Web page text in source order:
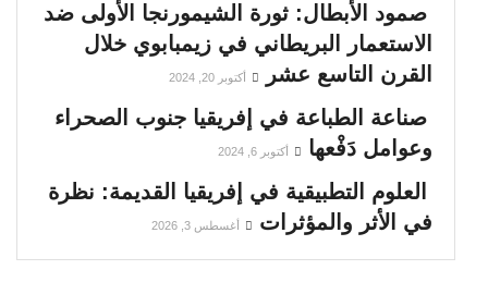
صمود الأبطال: ثورة الشيمورنجا الأولى ضد
الاستعمار البريطاني في زيمبابوي خلال
القرن التاسع عشر
أكتوبر 20, 2024
صناعة الطباعة في إفريقيا جنوب الصحراء
وعوامل دَفْعها
أكتوبر 6, 2024
العلوم التطبيقية في إفريقيا القديمة: نظرة
في الأثر والمؤثرات
أغسطس 3, 2026